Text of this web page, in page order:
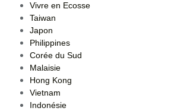
Vivre en Ecosse
Taiwan
Japon
Philippines
Corée du Sud
Malaisie
Hong Kong
Vietnam
Indonésie